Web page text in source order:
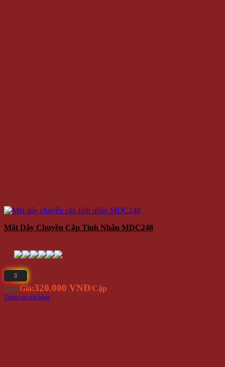
Mặt Dây Chuyền Cặp Tình Nhân MDC248
Giá Giá:320.000 VNĐ/Cặp
Thêm vào giỏ hàng